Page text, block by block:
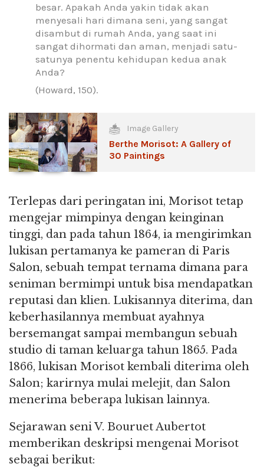
besar. Apakah Anda yakin tidak akan
menyesali hari dimana seni, yang sangat
disambut di rumah Anda, yang saat ini
sangat dihormati dan aman, menjadi satu-
satunya penentu kehidupan kedua anak
Anda?
(Howard, 150).
Image Gallery
Berthe Morisot: A Gallery of
30 Paintings
Terlepas dari peringatan ini, Morisot tetap
mengejar mimpinya dengan keinginan
tinggi, dan pada tahun 1864, ia mengirimkan
lukisan pertamanya ke pameran di Paris
Salon, sebuah tempat ternama dimana para
seniman bermimpi untuk bisa mendapatkan
reputasi dan klien. Lukisannya diterima, dan
keberhasilannya membuat ayahnya
bersemangat sampai membangun sebuah
studio di taman keluarga tahun 1865. Pada
1866, lukisan Morisot kembali diterima oleh
Salon; karirnya mulai melejit, dan Salon
menerima beberapa lukisan lainnya.
Sejarawan seni V. Bouruet Aubertot
memberikan deskripsi mengenai Morisot
sebagai berikut: